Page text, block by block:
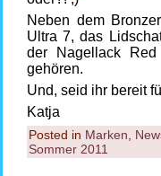
Neben dem
Ultra 7, das
der Nagellack
gehören.
Und, seid ihr bereit
Katja
Posted in Marken
Sommer 2011